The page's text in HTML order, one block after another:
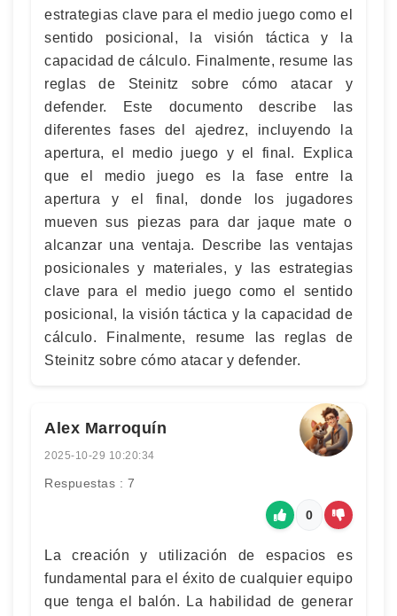
estrategias clave para el medio juego como el
sentido posicional, la visión táctica y la
capacidad de cálculo. Finalmente, resume las
reglas de Steinitz sobre cómo atacar y
defender. Este documento describe las
diferentes fases del ajedrez, incluyendo la
apertura, el medio juego y el final. Explica
que el medio juego es la fase entre la
apertura y el final, donde los jugadores
mueven sus piezas para dar jaque mate o
alcanzar una ventaja. Describe las ventajas
posicionales y materiales, y las estrategias
clave para el medio juego como el sentido
posicional, la visión táctica y la capacidad de
cálculo. Finalmente, resume las reglas de
Steinitz sobre cómo atacar y defender.
Alex Marroquín
2025-10-29 10:20:34
Respuestas : 7
0
La creación y utilización de espacios es
fundamental para el éxito de cualquier equipo
que tenga el balón. La habilidad de generar